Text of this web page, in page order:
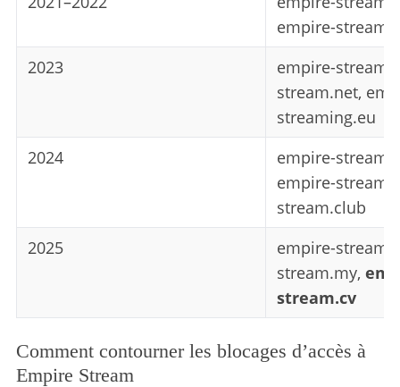
empire-
2023
empire-
stream.net,
streaming.eu
2024
empire-
empire-
stream.club
2025
empire-
stream.my,
stream.cv
Comment contourner les blocages d’accès à
Empire Stream